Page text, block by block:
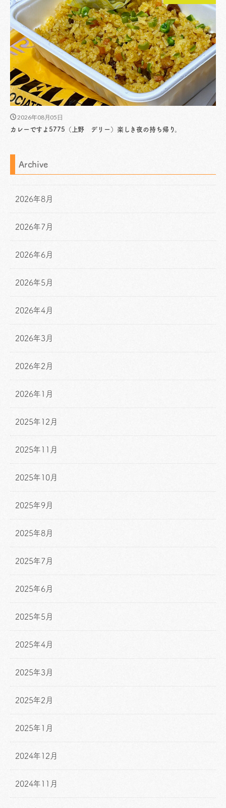
2026年08月05日
カレーですよ5775（上野 デリー）楽しき夜の持ち帰り。
Archive
2026年8月
2026年7月
2026年6月
2026年5月
2026年4月
2026年3月
2026年2月
2026年1月
2025年12月
2025年11月
2025年10月
2025年9月
2025年8月
2025年7月
2025年6月
2025年5月
2025年4月
2025年3月
2025年2月
2025年1月
2024年12月
2024年11月